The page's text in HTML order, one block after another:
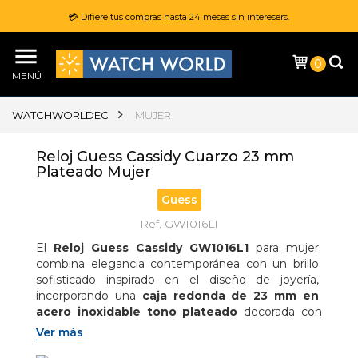
💳 Difiere tus compras hasta 24 meses sin interesers.
MENÚ
0
WATCHWORLDEC MUJER
Reloj Guess Cassidy Cuarzo 23 mm
Plateado Mujer
Guess
Ref. GW1016L1
El Reloj Guess Cassidy GW1016L1 para mujer
combina elegancia contemporánea con un brillo
sofisticado inspirado en el diseño de joyería,
incorporando una caja redonda de 23 mm en
acero inoxidable tono plateado decorada con
cristales en el bisel
luminoso y refinado; equipado con
Ver más